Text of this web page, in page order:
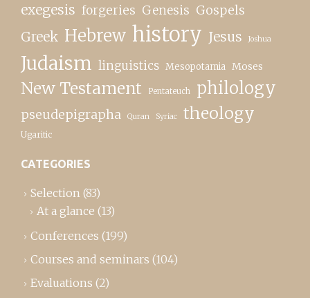
exegesis forgeries Genesis Gospels
Greek Hebrew history Jesus Joshua
Judaism linguistics Mesopotamia Moses
New Testament Pentateuch philology
pseudepigrapha Quran Syriac theology
Ugaritic
CATEGORIES
Selection (83)
At a glance (13)
Conferences (199)
Courses and seminars (104)
Evaluations (2)